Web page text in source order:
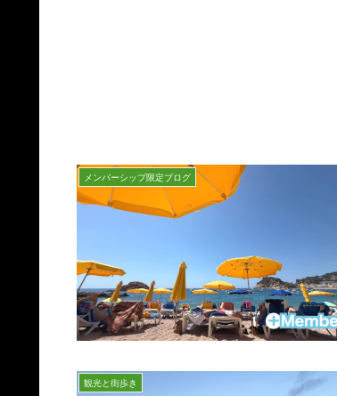
メンバーシップ限定ブログ
観光と街歩き